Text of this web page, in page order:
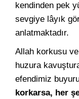
kendinden pek
sevgiye lâyık
anlatmaktadır.
Allah korkusu
huzura
efendimiz
korkarsa, her